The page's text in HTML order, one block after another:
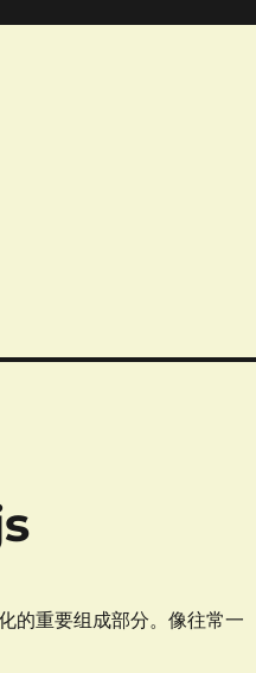
的重要组成部分。像往常一